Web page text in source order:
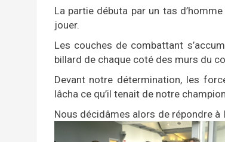
La partie débuta par un tas
jouer.
Les couches de combattant
billard de chaque coté des murs du
Devant notre détermination, les
lâcha ce qu’il tenait de notre
Nous décidâmes alors de répondre à